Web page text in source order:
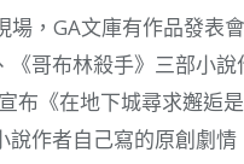
，GA文庫有作品發表
哥布林殺手》三部小
布《在地下城尋求邂逅
說作者自己寫的原創劇情